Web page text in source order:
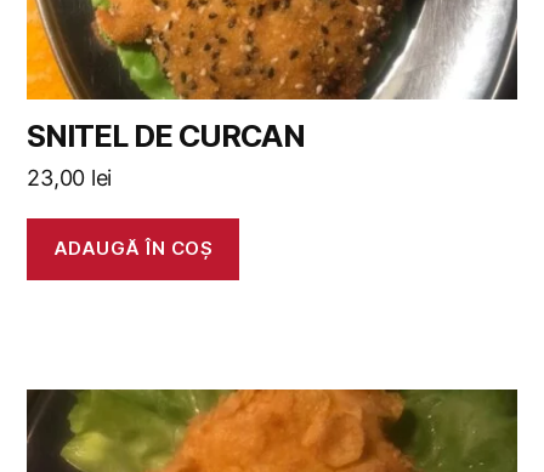
SNITEL DE CURCAN
23,00 lei
ADAUGĂ ÎN COȘ